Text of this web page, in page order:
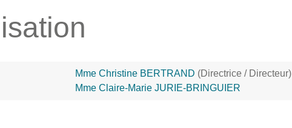
Mme Christine BERTRAND (Directrice / Directeur)
Mme Claire-Marie JURIE-BRINGUIER